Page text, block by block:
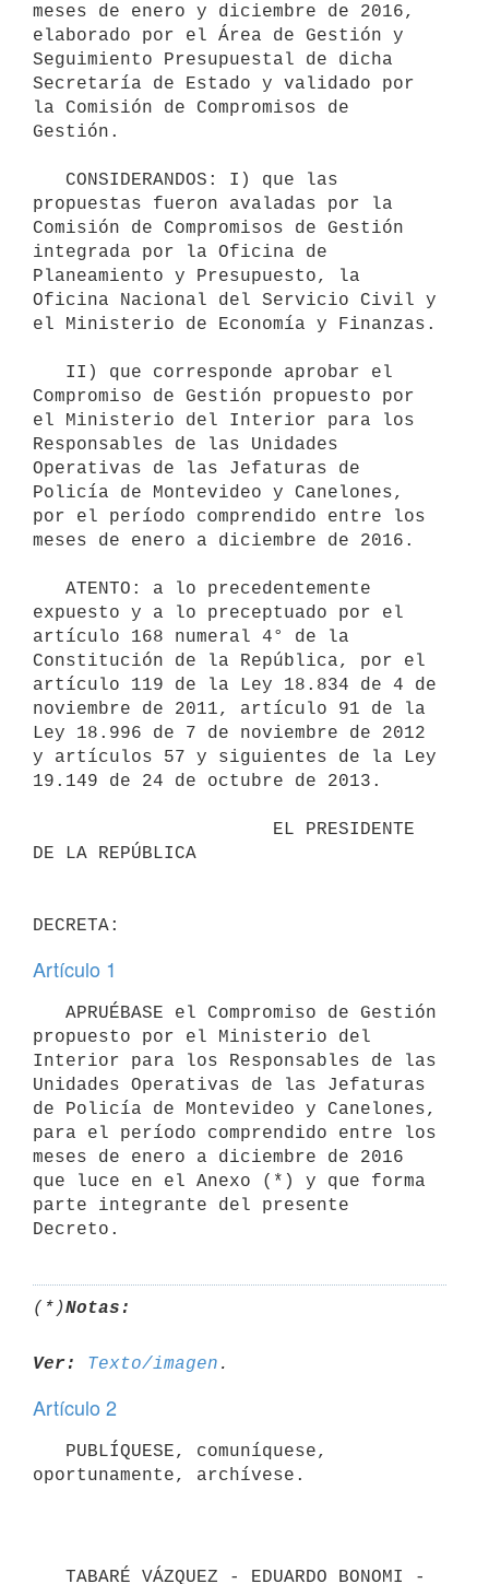
meses de enero y diciembre de 2016,
elaborado por el Área de Gestión y
Seguimiento Presupuestal de dicha
Secretaría de Estado y validado por
la Comisión de Compromisos de
Gestión.
propuestas fueron avaladas por la
Comisión de Compromisos de Gestión
integrada por la Oficina de
Planeamiento y Presupuesto, la
Oficina Nacional del Servicio Civil y
el Ministerio de Economía y Finanzas.
Compromiso de Gestión propuesto por
el Ministerio del Interior para los
Responsables de las Unidades
Operativas de las Jefaturas de
Policía de Montevideo y Canelones,
por el período comprendido entre los
meses de enero a diciembre de 2016.
expuesto y a lo preceptuado por el
artículo 168 numeral 4° de la
Constitución de la República, por el
artículo 119 de la Ley 18.834 de 4 de
noviembre de 2011, artículo 91 de la
Ley 18.996 de 7 de noviembre de 2012
y artículos 57 y siguientes de la Ley
19.149 de 24 de octubre de 2013.
DE LA REPÚBLICA
Artículo 1
propuesto por el Ministerio del
Interior para los Responsables de las
Unidades Operativas de las Jefaturas
de Policía de Montevideo y Canelones,
para el período comprendido entre los
meses de enero a diciembre de 2016
que luce en el Anexo (*) y que forma
parte integrante del presente
(*)Notas:
Ver: Texto/imagen
Artículo 2
oportunamente, archívese.